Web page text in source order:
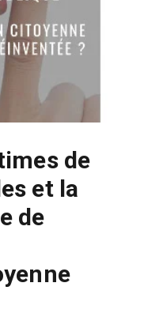
de
et la
de